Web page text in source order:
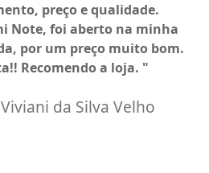
preço e qualidade.
Note, foi aberto na minha
por um preço muito bom.
Recomendo a loja.
da Silva Velho